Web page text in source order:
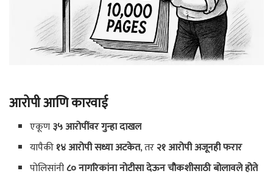
आरोपी आणि कारवाई
एकूण३५ आरोपींवर गुन्हा दाखल
यापैकी१४ आरोपी सध्या अटकेत, तर२१ आरोपी अजूनही फरार
पोलिसांनी८० नागरिकांना नोटीसा देऊन चौकशीसाठी बोलावले होते